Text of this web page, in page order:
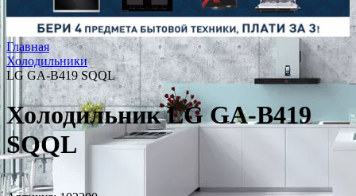
Главная
Холодильники
LG GA-B419 SQQL
Холодильник LG GA-B419
SQQL